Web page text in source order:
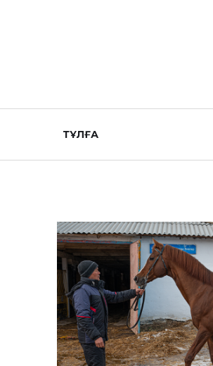
ТҰЛҒА